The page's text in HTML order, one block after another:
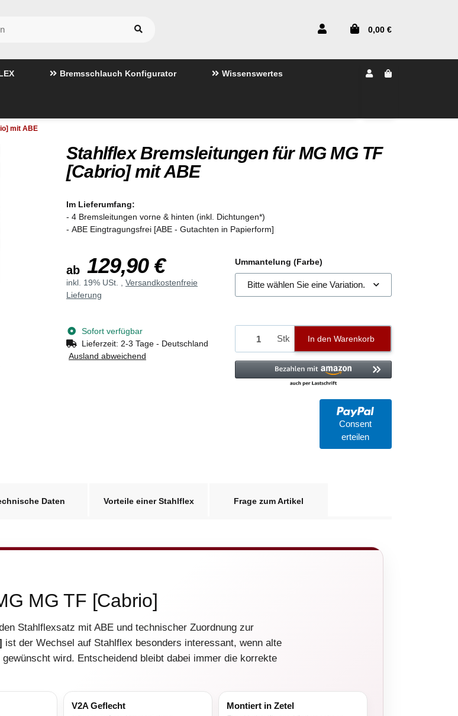
0,00 €
Bremsschlauch Konfigurator Wissenswertes
mit ABE
Stahlflex Bremsleitungen für MG MG TF
[Cabrio] mit ABE
Im Lieferumfang:
- 4 Bremsleitungen vorne & hinten (inkl. Dichtungen*)
- ABE Eingtragungsfrei [ABE - Gutachten in Papierform]
ab 129,90 €
inkl. 19% USt. , Versandkostenfreie
Lieferung
Sofort verfügbar
Lieferzeit: 2-3 Tage - Deutschland
Ausland abweichend
Ummantelung (Farbe)
Bitte wählen Sie eine Variation.
Stk In den Warenkorb
Consent
erteilen
Daten Vorteile einer Stahlflex Frage zum Artikel
MG TF [Cabrio]
Stahlflexsatz mit ABE und technischer Zuordnung zur
ist der Wechsel auf Stahlflex besonders interessant, wenn alte
wird. Entscheidend bleibt dabei immer die korrekte
V2A Geflecht Montiert in Zetel